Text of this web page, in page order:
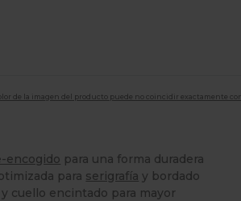
de la imagen del producto puede no coincidir exactamente
encogido para una forma duradera
para serigrafía y bordado
cuello encintado para mayor